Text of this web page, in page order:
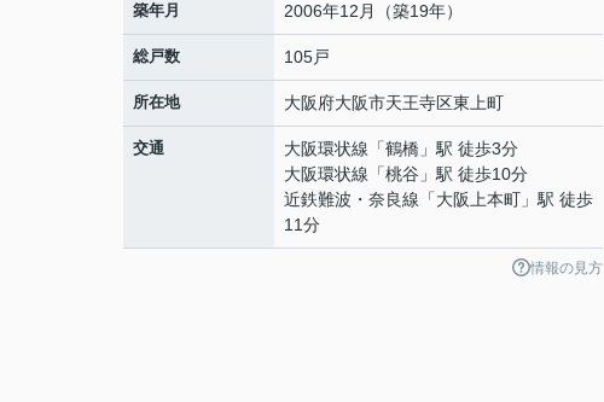
築年月 2006年12月（築19年）
総戸数 105戸
所在地 大阪府大阪市天王寺区東上町
交通 大阪環状線 「鶴橋 」駅 徒歩3分
大阪環状線 「桃谷 」駅 徒歩10分
近鉄難波・奈良線 「大阪上本町 」駅 徒歩
11分
情報の見方